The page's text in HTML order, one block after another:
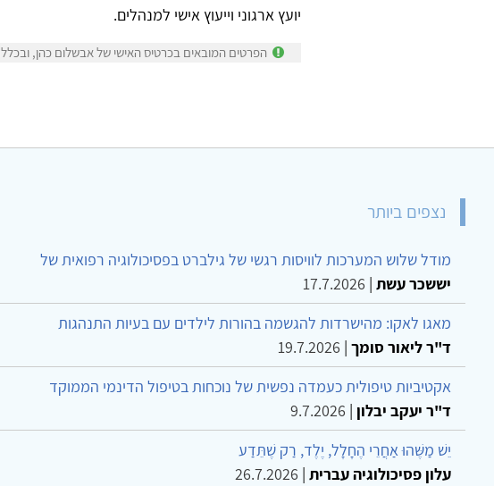
יועץ ארגוני וייעוץ אישי למנהלים.
הפרטים המובאים בכרטיס האישי של אבשלום כהן,
נצפים ביותר
מודל שלוש המערכות לוויסות רגשי של גילברט בפסיכולוגיה רפואית של
יששכר עשת |
17.7.2026
מאגו לאקו: מהישרדות להגשמה בהורות לילדים עם בעיות התנהגות
ד"ר ליאור סומך |
19.7.2026
אקטיביות טיפולית כעמדה נפשית של נוכחות בטיפול הדינמי הממוקד
ד"ר יעקב יבלון |
9.7.2026
יֵשׁ מַשֶּׁהוּ אַחֲרֵי הֶחָלָל, יֶלֶד, רַק שֶׁתֵּדַע
עלון פסיכולוגיה עברית |
26.7.2026